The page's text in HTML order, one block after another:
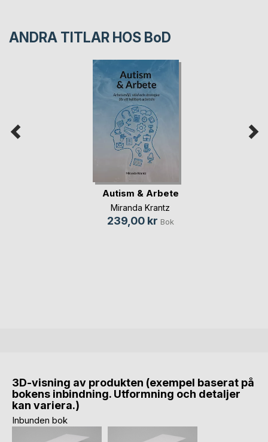
ANDRA TITLAR HOS BoD
Autism & Arbete
Miranda Krantz
239,00 kr Bok
3D-visning av produkten (exempel baserat på
bokens inbindning. Utformning och detaljer
kan variera.)
Inbunden bok